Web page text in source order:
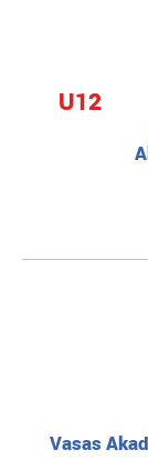
U12
Vasas